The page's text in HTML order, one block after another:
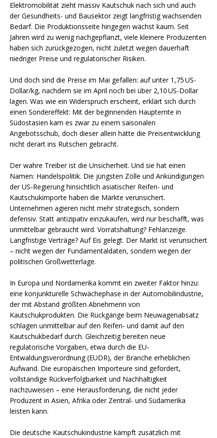
Elektromobilität zieht massiv Kautschuk nach sich und auch
der Gesundheits- und Bausektor zeigt langfristig wachsenden
Bedarf. Die Produktionsseite hingegen wächst kaum. Seit
Jahren wird zu wenig nachgepflanzt, viele kleinere Produzenten
haben sich zurückgezogen, nicht zuletzt wegen dauerhaft
niedriger Preise und regulatorischer Risiken.
Und doch sind die Preise im Mai gefallen: auf unter 1,75 US-
Dollar/kg, nachdem sie im April noch bei über 2,10 US-Dollar
lagen. Was wie ein Widerspruch erscheint, erklärt sich durch
einen Sondereffekt: Mit der beginnenden Haupternte in
Südostasien kam es zwar zu einem saisonalen
Angebotsschub, doch dieser allein hätte die Preisentwicklung
nicht derart ins Rutschen gebracht.
Der wahre Treiber ist die Unsicherheit. Und sie hat einen
Namen: Handelspolitik. Die jüngsten Zölle und Ankündigungen
der US-Regierung hinsichtlich asiatischer Reifen- und
Kautschukimporte haben die Märkte verunsichert.
Unternehmen agieren nicht mehr strategisch, sondern
defensiv. Statt antizipativ einzukaufen, wird nur beschafft, was
unmittelbar gebraucht wird. Vorratshaltung? Fehlanzeige.
Langfristige Verträge? Auf Eis gelegt. Der Markt ist verunsichert
– nicht wegen der Fundamentaldaten, sondern wegen der
politischen Großwetterlage.
In Europa und Nordamerika kommt ein zweiter Faktor hinzu:
eine konjunkturelle Schwächephase in der Automobilindustrie,
der mit Abstand größten Abnehmerin von
Kautschukprodukten. Die Rückgänge beim Neuwagenabsatz
schlagen unmittelbar auf den Reifen- und damit auf den
Kautschukbedarf durch. Gleichzeitig bereiten neue
regulatorische Vorgaben, etwa durch die EU-
Entwaldungsverordnung (EUDR), der Branche erheblichen
Aufwand. Die europäischen Importeure sind gefordert,
vollständige Rückverfolgbarkeit und Nachhaltigkeit
nachzuweisen – eine Herausforderung, die nicht jeder
Produzent in Asien, Afrika oder Zentral- und Südamerika
leisten kann.
Die deutsche Kautschukindustrie kämpft zusätzlich mit